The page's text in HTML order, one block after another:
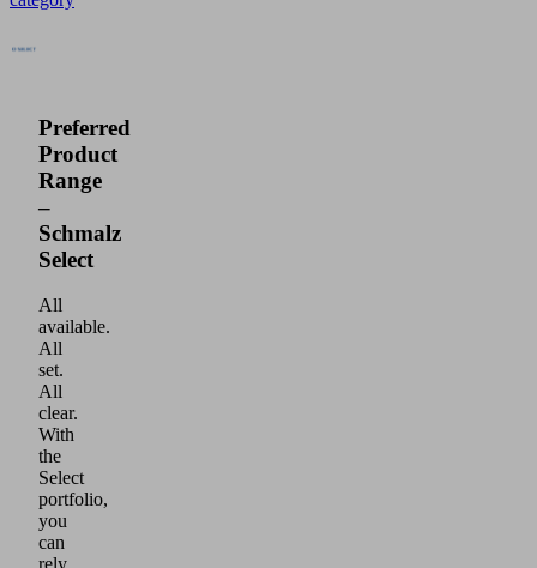
Preferred
Product
Range
–
Schmalz
Select
All
available.
All
set.
All
clear.
With
the
Select
portfolio,
you
can